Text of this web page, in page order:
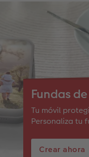
Fundas
Tu móvil
Personaliza tu
Crear ahora